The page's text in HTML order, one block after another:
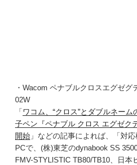
・Wacom ペナブルクロスエグゼグ
02W
「ワコム、“クロス”とダブルネー
子ペン『ペナブル クロス エグゼク
開始 」などの記事によれば、「対
PCで、(株)東芝のdynabook SS
FMV-STYLISTIC TB80/TB10、日本